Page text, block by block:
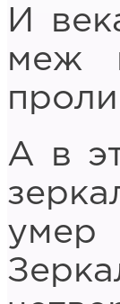
И
меж
А в
умер